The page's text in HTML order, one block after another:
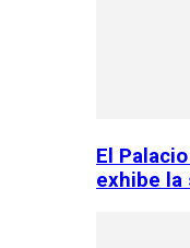
El
exhibe la